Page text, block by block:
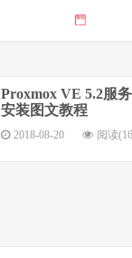
Proxmox VE 5.2服
安装图文教程
2018-08-20 阅读